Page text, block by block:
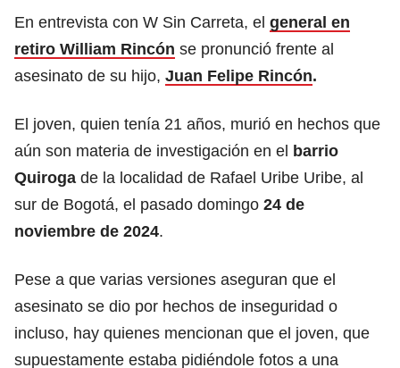
En entrevista con W Sin Carreta, el general en
retiro William Rincón se pronunció frente al
asesinato de su hijo, Juan Felipe Rincón.
El joven, quien tenía 21 años, murió en hechos que
aún son materia de investigación en el barrio
Quiroga de la localidad de Rafael Uribe Uribe, al
sur de Bogotá, el pasado domingo 24 de
noviembre de 2024.
Pese a que varias versiones aseguran que el
asesinato se dio por hechos de inseguridad o
incluso, hay quienes mencionan que el joven, que
supuestamente estaba pidiéndole fotos a una